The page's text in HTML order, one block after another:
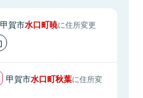
甲賀市水口町暁に住所変更
甲賀市水口町秋葉に住所変